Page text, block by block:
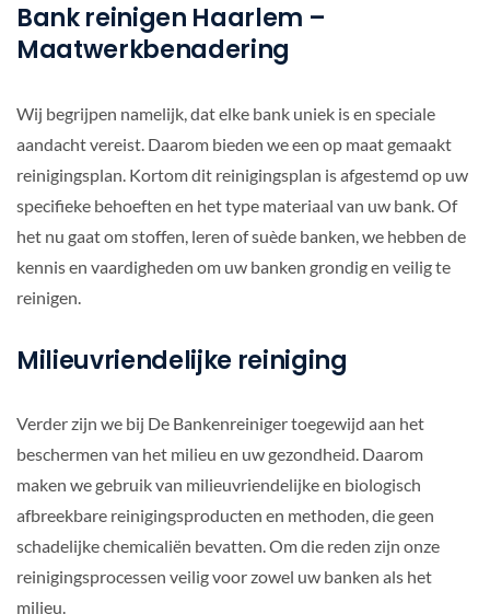
Bank reinigen Haarlem –
Maatwerkbenadering
Wij begrijpen namelijk, dat elke bank uniek is en speciale
aandacht vereist. Daarom bieden we een op maat gemaakt
reinigingsplan. Kortom dit reinigingsplan is afgestemd op uw
specifieke behoeften en het type materiaal van uw bank. Of
het nu gaat om stoffen, leren of suède banken, we hebben de
kennis en vaardigheden om uw banken grondig en veilig te
reinigen.
Milieuvriendelijke reiniging
Verder zijn we bij De Bankenreiniger toegewijd aan het
beschermen van het milieu en uw gezondheid. Daarom
maken we gebruik van milieuvriendelijke en biologisch
afbreekbare reinigingsproducten en methoden, die geen
schadelijke chemicaliën bevatten. Om die reden zijn onze
reinigingsprocessen veilig voor zowel uw banken als het
milieu.